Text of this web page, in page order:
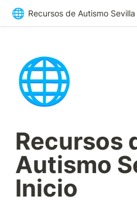
🌐 Recursos de Autismo
🌐
Recursos
Autismo
Inicio